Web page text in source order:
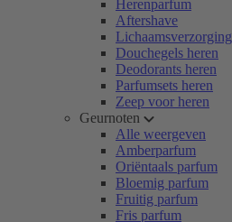
Herenparfum
Aftershave
Lichaamsverzorging
Douchegels heren
Deodorants heren
Parfumsets heren
Zeep voor heren
Geurnoten
Alle weergeven
Amberparfum
Oriëntaals parfum
Bloemig parfum
Fruitig parfum
Fris parfum